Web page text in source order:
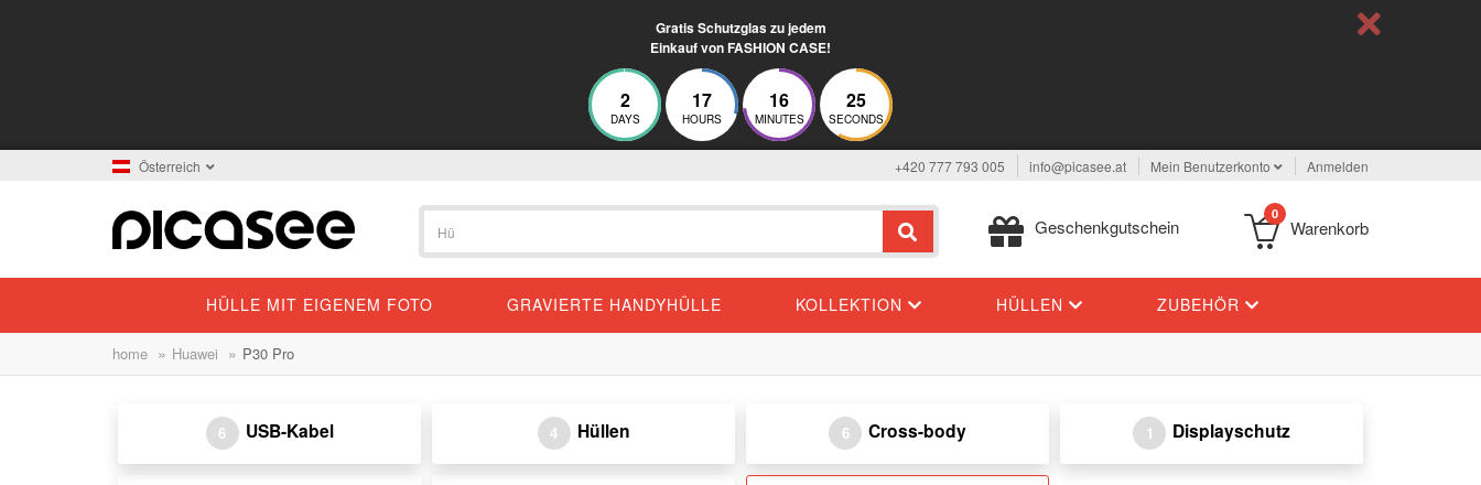
Gratis Schutzglas zu jedem
Einkauf von FASHION CASE!
2
DAYS
17
HOURS
16
MINUTES
25
SECONDS
Österreich +420 777 793 005 info@picasee.at Mein Benutzerkonto Anmelden
Geschenkgutschein
0
Warenkorb
HÜLLE MIT EIGENEM FOTO GRAVIERTE HANDYHÜLLE KOLLEKTION HÜLLEN ZUBEHÖR
home » Huawei » P30 Pro
6 USB-Kabel 4 Hüllen 6 Cross-body 1 Displayschutz